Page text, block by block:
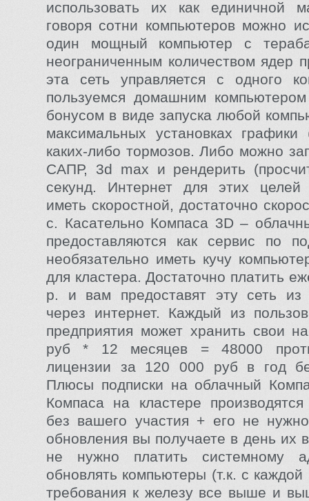
использовать их как единичной
говоря сотни компьютеров можно
один мощный компьютер с
неограниченным количеством ядер
эта сеть управляется с одного
пользуемся домашним
бонусом в виде запуска любой
максимальных установках
каких-либо тормозов. Либо можно
САПР, 3d max и рендерить
секунд. Интернет для этих целей
иметь скоростной, достаточно
с. Касательно Компаса 3D –
предоставляются как сервис по
необязательно иметь кучу
для кластера. Достаточно платить
р. и вам предоставят эту сеть
через интернет. Каждый из
предприятия может хранить свои
руб * 12 месяцев = 48000
лицензии за 120 000 руб в год
Плюсы подписки на облачный
Компаса на кластере производятся
без вашего участия + его не
обновления вы получаете в день их
не нужно платить системному
обновлять компьютеры (т.к. с
требования к железу все выше и